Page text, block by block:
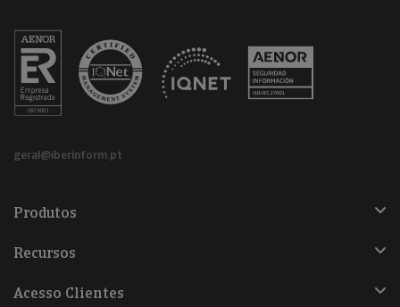
geral@iberinform.pt
Produtos
Recursos
Acesso Clientes